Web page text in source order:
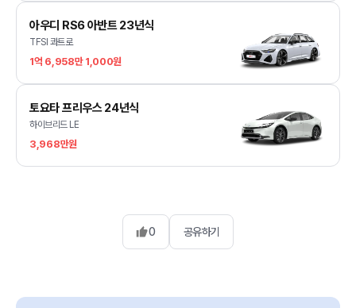
아우디 RS6 아반트 23년식
TFSI 콰트로
1억 6,958만 1,000원
토요타 프리우스 24년식
하이브리드 LE
3,968만원
0 공유하기